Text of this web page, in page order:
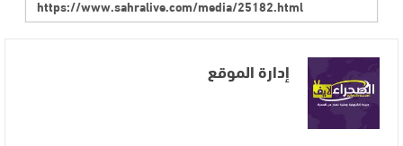
إدارة الموقع